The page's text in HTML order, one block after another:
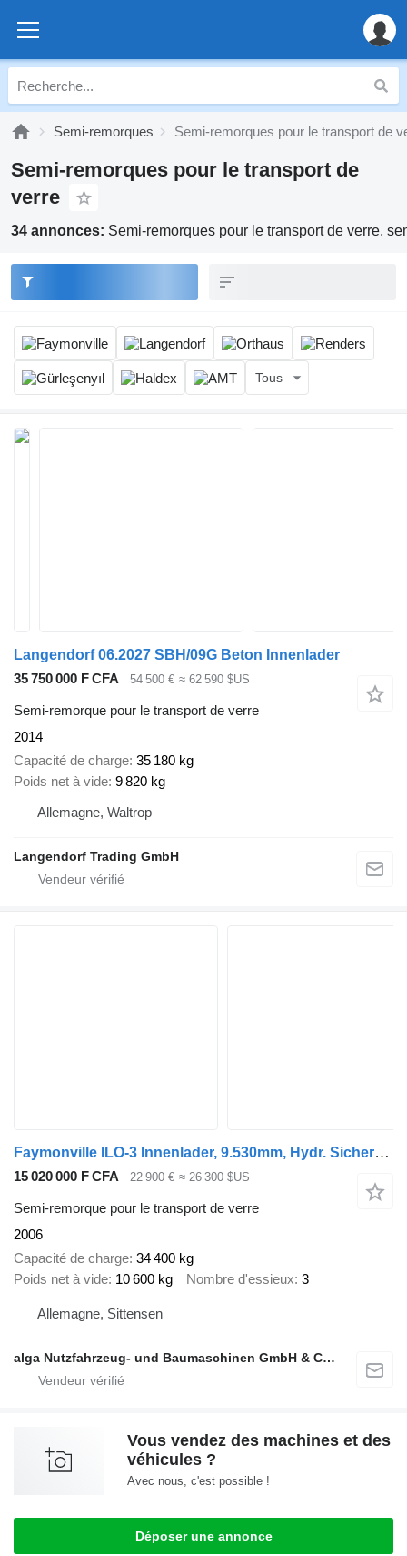
Semi-remorques Semi-remorques pour le transport de
Semi-remorques pour le transport de
verre
34 annonces: Semi-remorques pour le transport de verre,
Tous
Langendorf 06.2027 SBH/09G Beton Innenlader
35 750 000 F CFA
54 500 € ≈ 62 590 $US
Semi-remorque pour le transport de verre
2014
Capacité de charge 35 180 kg
Poids net à vide 9 820 kg
Allemagne, Waltrop
Langendorf Trading GmbH
Faymonville ILO-3 Innenlader, 9.530mm, Hydr. Sicherung
15 020 000 F CFA 22 900 € ≈ 26 300 $US
Semi-remorque pour le transport de verre
2006
Capacité de charge 34 400 kg
Poids net à vide 10 600 kg Nombre d'essieux 3
Allemagne, Sittensen
alga Nutzfahrzeug- und Baumaschinen GmbH & Co. KG
Vous vendez des machines et des
véhicules ?
Avec nous, c'est possible !
Déposer une annonce